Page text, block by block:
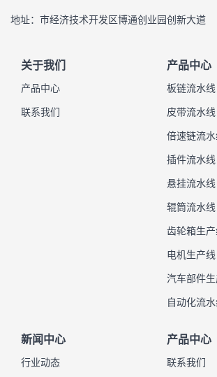
地址：市经济技术开发区博通创业园创新大道
关于我们
产品中心
联系我们
产品中心
板链流水线
皮带流水线
倍速链流
插件流水线
悬挂流水线
辊筒流水线
齿轮箱生
电机生产线
汽车部件
自动化流
新闻中心
行业动态
产品中心
联系我们